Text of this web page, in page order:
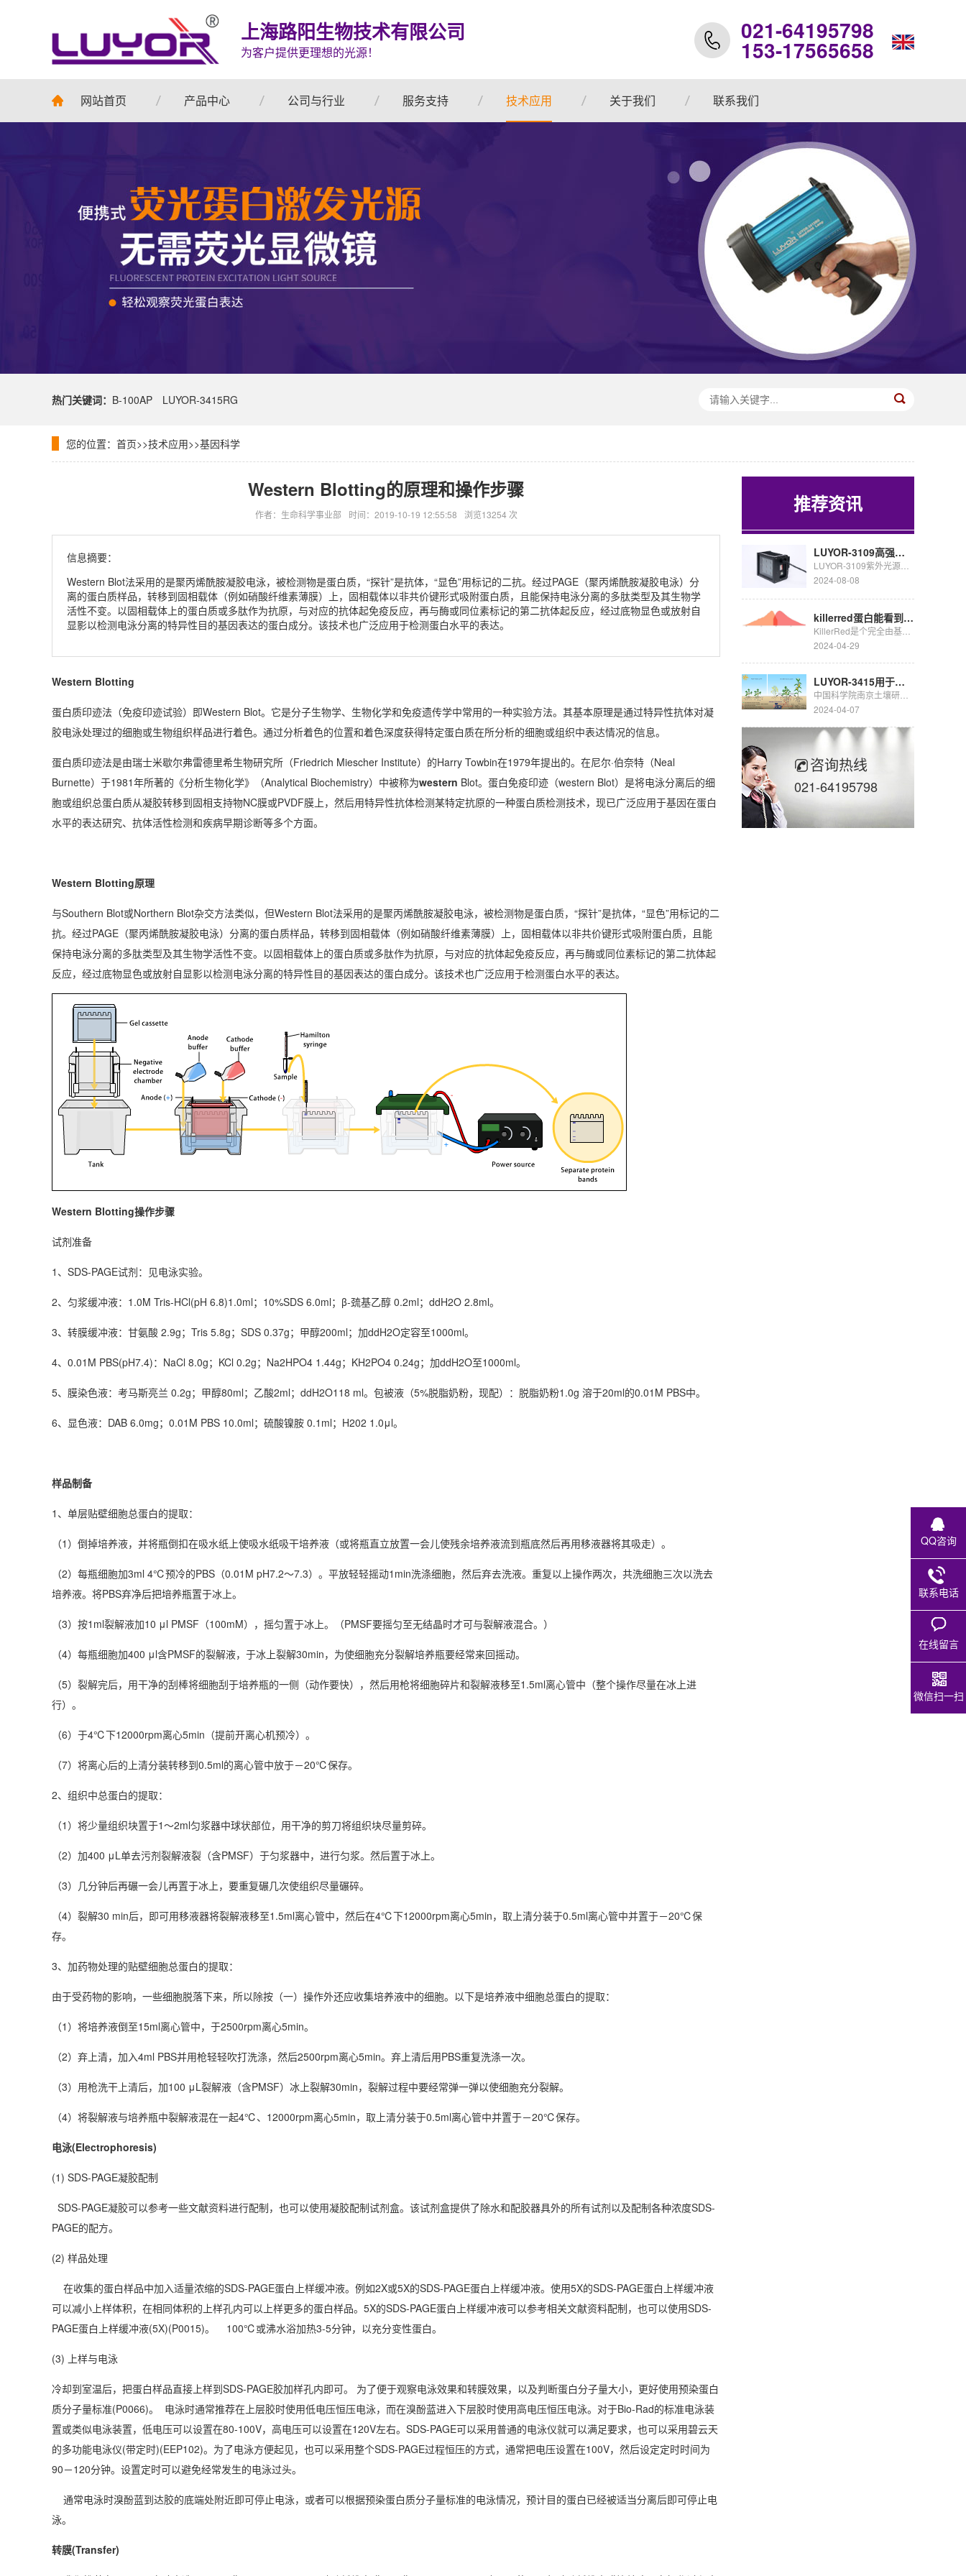
上海路阳生物技术有限公司
为客户提供更理想的光源！
021-64195798
153-17565658
网站首页 产品中心 公司与行业 服务支持 技术应用 关于我们 联系我们
热门关键词： B-100AP LUYOR-3415RG
您的位置： 首页>>技术应用>>基因科学
推荐资讯
LUYOR-3109高强度紫外催化光源促销
2024-08-08
killerred蛋白能看到荧光吗
2024-04-29
LUYOR-3415用于豆科生物固氮的研究
2024-04-07
咨询热线
021-64195798
Western Blotting的原理和操作步骤
作者：生命科学事业部 时间：2019-10-19 12:55:58 浏览13254 次
信息摘要：
Western Blot法采用的是聚丙烯酰胺凝胶电泳，被检测物是蛋白质，“探针”是抗体，“显色”用标记的二抗。经过PAGE（聚丙烯酰胺凝胶电泳）分
离的蛋白质样品，转移到固相载体（例如硝酸纤维素薄膜）上，固相载体以非共价键形式吸附蛋白质，且能保持电泳分离的多肽类型及其生物学
活性不变。以固相载体上的蛋白质或多肽作为抗原，与对应的抗体起免疫反应，再与酶或同位素标记的第二抗体起反应，经过底物显色或放射自
显影以检测电泳分离的特异性目的基因表达的蛋白成分。该技术也广泛应用于检测蛋白水平的表达。
Western Blotting
蛋白质印迹法（免疫印迹试验）即Western Blot。它是分子生物学、生物化学和免疫遗传学中常用的一种实验方法。其基本原理是通过特异性抗体对凝
胶电泳处理过的细胞或生物组织样品进行着色。通过分析着色的位置和着色深度获得特定蛋白质在所分析的细胞或组织中表达情况的信息。
蛋白质印迹法是由瑞士米歇尔弗雷德里希生物研究所（Friedrich Miescher Institute）的Harry Towbin在1979年提出的。在尼尔·伯奈特（Neal
Burnette）于1981年所著的《分析生物化学》（Analytical Biochemistry）中被称为western Blot。蛋白免疫印迹（western Blot）是将电泳分离后的细
胞或组织总蛋白质从凝胶转移到固相支持物NC膜或PVDF膜上，然后用特异性抗体检测某特定抗原的一种蛋白质检测技术，现已广泛应用于基因在蛋白
水平的表达研究、抗体活性检测和疾病早期诊断等多个方面。
Western Blotting原理
与Southern Blot或Northern Blot杂交方法类似，但Western Blot法采用的是聚丙烯酰胺凝胶电泳，被检测物是蛋白质，“探针”是抗体，“显色”用标记的二
抗。经过PAGE（聚丙烯酰胺凝胶电泳）分离的蛋白质样品，转移到固相载体（例如硝酸纤维素薄膜）上，固相载体以非共价键形式吸附蛋白质，且能
保持电泳分离的多肽类型及其生物学活性不变。以固相载体上的蛋白质或多肽作为抗原，与对应的抗体起免疫反应，再与酶或同位素标记的第二抗体起
反应，经过底物显色或放射自显影以检测电泳分离的特异性目的基因表达的蛋白成分。该技术也广泛应用于检测蛋白水平的表达。
Western Blotting操作步骤
试剂准备
1、SDS-PAGE试剂：见电泳实验。
2、匀浆缓冲液：1.0M Tris-HCl(pH 6.8)1.0ml；10%SDS 6.0ml；β-巯基乙醇 0.2ml；ddH2O 2.8ml。
3、转膜缓冲液：甘氨酸 2.9g；Tris 5.8g；SDS 0.37g；甲醇200ml；加ddH2O定容至1000ml。
4、0.01M PBS(pH7.4)：NaCl 8.0g；KCl 0.2g；Na2HPO4 1.44g；KH2PO4 0.24g；加ddH2O至1000ml。
5、膜染色液：考马斯亮兰 0.2g；甲醇80ml；乙酸2ml；ddH2O118 ml。包被液（5%脱脂奶粉，现配）：脱脂奶粉1.0g 溶于20ml的0.01M PBS中。
6、显色液：DAB 6.0mg；0.01M PBS 10.0ml；硫酸镍胺 0.1ml；H202 1.0μl。
样品制备
1、单层贴壁细胞总蛋白的提取：
（1）倒掉培养液，并将瓶倒扣在吸水纸上使吸水纸吸干培养液（或将瓶直立放置一会儿使残余培养液流到瓶底然后再用移液器将其吸走）。
（2）每瓶细胞加3ml 4℃预冷的PBS（0.01M pH7.2～7.3）。平放轻轻摇动1min洗涤细胞，然后弃去洗液。重复以上操作两次，共洗细胞三次以洗去
培养液。将PBS弃净后把培养瓶置于冰上。
（3）按1ml裂解液加10 μl PMSF（100mM），摇匀置于冰上。（PMSF要摇匀至无结晶时才可与裂解液混合。）
（4）每瓶细胞加400 μl含PMSF的裂解液，于冰上裂解30min，为使细胞充分裂解培养瓶要经常来回摇动。
（5）裂解完后，用干净的刮棒将细胞刮于培养瓶的一侧（动作要快），然后用枪将细胞碎片和裂解液移至1.5ml离心管中（整个操作尽量在冰上进
行）。
（6）于4℃下12000rpm离心5min（提前开离心机预冷）。
（7）将离心后的上清分装转移到0.5ml的离心管中放于－20℃保存。
2、组织中总蛋白的提取：
（1）将少量组织块置于1～2ml匀浆器中球状部位，用干净的剪刀将组织块尽量剪碎。
（2）加400 μL单去污剂裂解液裂（含PMSF）于匀浆器中，进行匀浆。然后置于冰上。
（3）几分钟后再碾一会儿再置于冰上，要重复碾几次使组织尽量碾碎。
（4）裂解30 min后，即可用移液器将裂解液移至1.5ml离心管中，然后在4℃下12000rpm离心5min，取上清分装于0.5ml离心管中并置于－20℃保
存。
3、加药物处理的贴壁细胞总蛋白的提取：
由于受药物的影响，一些细胞脱落下来，所以除按（一）操作外还应收集培养液中的细胞。以下是培养液中细胞总蛋白的提取：
（1）将培养液倒至15ml离心管中，于2500rpm离心5min。
（2）弃上清，加入4ml PBS并用枪轻轻吹打洗涤，然后2500rpm离心5min。弃上清后用PBS重复洗涤一次。
（3）用枪洗干上清后，加100 μL裂解液（含PMSF）冰上裂解30min，裂解过程中要经常弹一弹以使细胞充分裂解。
（4）将裂解液与培养瓶中裂解液混在一起4℃、12000rpm离心5min，取上清分装于0.5ml离心管中并置于－20℃保存。
电泳(Electrophoresis)
(1) SDS-PAGE凝胶配制
SDS-PAGE凝胶可以参考一些文献资料进行配制，也可以使用凝胶配制试剂盒。该试剂盒提供了除水和配胶器具外的所有试剂以及配制各种浓度SDS-
PAGE的配方。
(2) 样品处理
在收集的蛋白样品中加入适量浓缩的SDS-PAGE蛋白上样缓冲液。例如2X或5X的SDS-PAGE蛋白上样缓冲液。使用5X的SDS-PAGE蛋白上样缓冲液
可以减小上样体积，在相同体积的上样孔内可以上样更多的蛋白样品。5X的SDS-PAGE蛋白上样缓冲液可以参考相关文献资料配制，也可以使用SDS-
PAGE蛋白上样缓冲液(5X)(P0015)。 100℃或沸水浴加热3-5分钟，以充分变性蛋白。
(3) 上样与电泳
冷却到室温后，把蛋白样品直接上样到SDS-PAGE胶加样孔内即可。 为了便于观察电泳效果和转膜效果，以及判断蛋白分子量大小，更好使用预染蛋白
质分子量标准(P0066)。 电泳时通常推荐在上层胶时使用低电压恒压电泳，而在溴酚蓝进入下层胶时使用高电压恒压电泳。对于Bio-Rad的标准电泳装
置或类似电泳装置，低电压可以设置在80-100V，高电压可以设置在120V左右。SDS-PAGE可以采用普通的电泳仪就可以满足要求，也可以采用碧云天
的多功能电泳仪(带定时)(EEP102)。为了电泳方便起见，也可以采用整个SDS-PAGE过程恒压的方式，通常把电压设置在100V，然后设定定时时间为
90－120分钟。设置定时可以避免经常发生的电泳过头。
通常电泳时溴酚蓝到达胶的底端处附近即可停止电泳，或者可以根据预染蛋白质分子量标准的电泳情况，预计目的蛋白已经被适当分离后即可停止电
泳。
转膜(Transfer)
QQ咨询
联系电话
在线留言
微信扫一扫